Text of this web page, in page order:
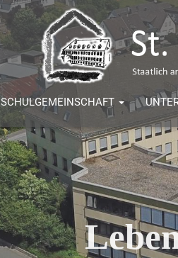
SCHULGEMEINSCHAFT